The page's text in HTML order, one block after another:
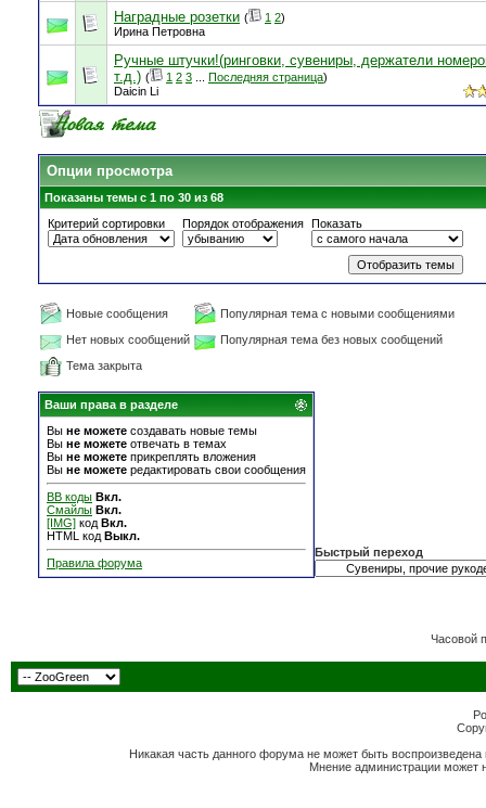
Наградные розетки ( 1 2)
Ирина Петровна
Ручные штучки!(ринговки, сувениры, держатели
т.д.) ( 1 2 3 Последняя страница)
Daicin Li
Опции просмотра
Показаны темы с 1 по 30 из 68
Критерий сортировки
Порядок отображения Показать
Новые сообщения
Популярная тема с новыми сообщениями
Нет новых сообщений
Популярная тема без новых сообщений
Тема закрыта
Ваши права в разделе
Вы не можете создавать новые темы
Вы не можете отвечать в темах
Вы не можете прикреплять вложения
Вы не можете редактировать свои сообщения
BB коды Вкл.
Смайлы Вкл.
[IMG] код Вкл.
HTML код Выкл.
Правила форума
Быстрый переход
Часовой
Никакая часть данного форума не может быть
Мнение администрации может